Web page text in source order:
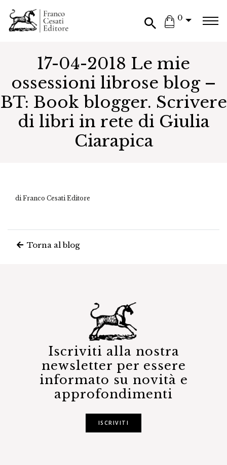
0
17-04-2018 Le mie
ossessioni librose blog –
BT: Book blogger. Scrivere
di libri in rete di Giulia
Ciarapica
di Franco Cesati Editore
Torna al blog
Iscriviti alla nostra
newsletter per essere
informato su novità e
approfondimenti
ISCRIVITI